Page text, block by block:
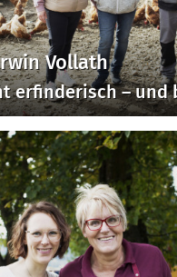
Vollath
erfinderisch – und